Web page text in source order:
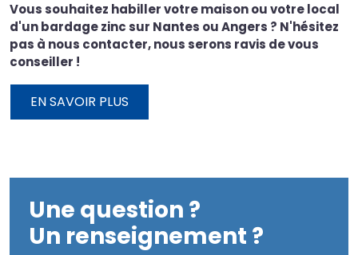
Vous souhaitez habiller votre maison ou votre local
d'un bardage zinc sur Nantes ou Angers ? N'hésitez
pas à nous contacter, nous serons ravis de vous
conseiller !
EN SAVOIR PLUS
Une question ?
Un renseignement ?